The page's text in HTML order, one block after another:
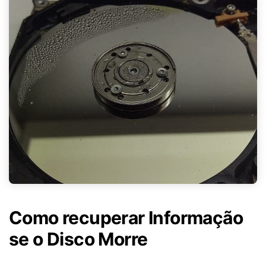
Como recuperar Informação
se o Disco Morre